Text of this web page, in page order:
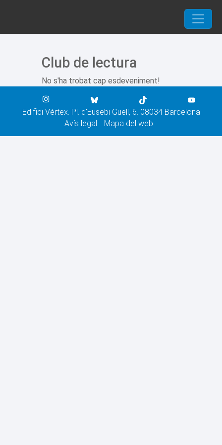
Club de lectura
No s'ha trobat cap esdeveniment!
Edifici Vèrtex. Pl. d'Eusebi Güell, 6. 08034 Barcelona
Avís legal
Mapa del web